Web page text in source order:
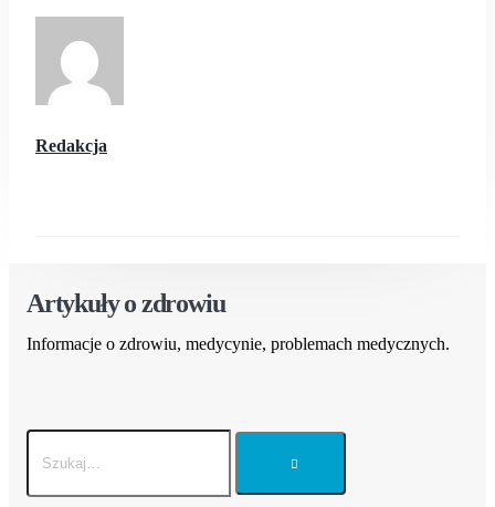
Redakcja
Artykuły o zdrowiu
Informacje o zdrowiu, medycynie, problemach medycznych.